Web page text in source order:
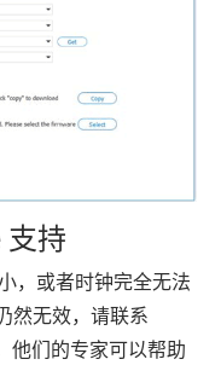
持
，或者时钟完全无法
然无效，请联系
他们的专家可以帮助